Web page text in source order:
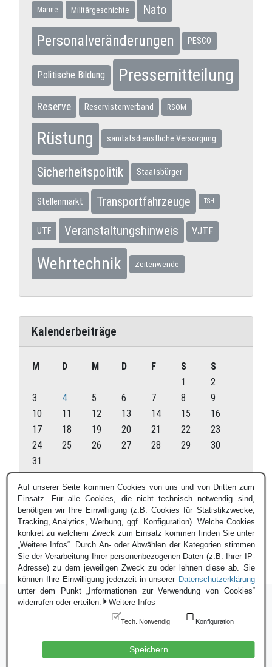
Marine Militärgeschichte Nato
Personalveränderungen PESCO
Politische Bildung Pressemitteilung
Reserve Reservistenverband RSOM
Rüstung sanitätsdienstliche Versorgung
Sicherheitspolitik Staatsbürger
Stellenmarkt Transportfahrzeuge TSH
UTF Veranstaltungshinweis VJTF
Wehrtechnik Zeitenwende
Kalenderbeiträge
August 2026
M D M D F S
S
1
2
3
4 5 6 7 8
9
10
11 12 13 14 15
16
17
18 19 20 21 22
23
24
25 26 27 28 29
30
31
« Juli
© Blauer Bund e.V. - 2026
Auf unserer Seite kommen Cookies von uns und von Dritten zum
Einsatz. Für alle Cookies, die nicht technisch notwendig sind,
benötigen wir Ihre Einwilligung (z.B. Cookies für Statistikzwecke,
Tracking, Analytics, Werbung, ggf. Konfiguration). Welche Cookies
konkret zu welchem Zweck zum Einsatz kommen finden Sie unter
„Weitere Infos“. Durch An- oder Abwählen der Kategorien stimmen
Sie der Verarbeitung Ihrer personenbezogenen Daten (z.B. Ihrer IP-
Adresse) zu dem jeweiligen Zweck zu oder lehnen diese ab. Sie
können Ihre Einwilligung jederzeit in unserer Datenschutzerklärung
unter dem Punkt „Informationen zur Verwendung von Cookies“
widerrufen oder erteilen.
Weitere Infos
Tech. Notwendig Konfiguration
Speichern